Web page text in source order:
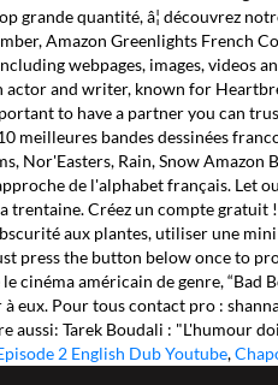
quantité, â¦ découvrez
Amazon Greenlights French
webpages, images,
and writer, known for
to have a partner you can
meilleures bandes dessinées
Rain, Snow
de l'alphabet français.
trentaine. Créez un compte
aux plantes, utiliser une
press the button below once
cinéma américain de genre,
eux. Pour tous contact pro :
aussi: Tarek Boudali : "L'humour
2 English Dub Youtube,